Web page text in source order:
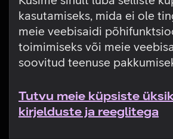
kasutamiseks, mida ei ole
meie veebisaidi
toimimiseks või meie
soovitud teenuse
Tutvu meie küpsiste
kirjelduste ja reeglitega
Tehniline